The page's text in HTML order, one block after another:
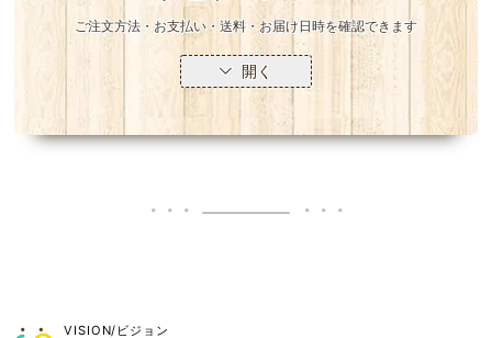
ご注文方法・お支払い・送料・お届け日時を確認できます
開く
VISION/ビジョン